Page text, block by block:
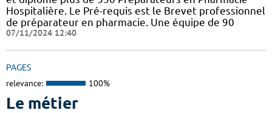
Hospitalière. Le Pré-requis est le Brevet professionnel
de préparateur en pharmacie. Une équipe de 90
07/11/2024 12:40
PAGES
relevance: 100%
Le métier